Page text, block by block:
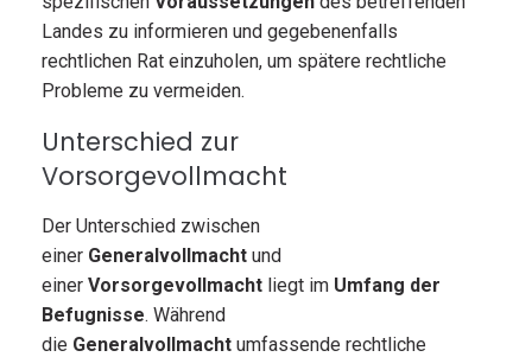
Landes zu informieren und gegebenenfalls
rechtlichen Rat einzuholen, um spätere rechtliche
Probleme zu vermeiden.
Unterschied zur
Vorsorgevollmacht
Der Unterschied zwischen
einer Generalvollmacht und
einer Vorsorgevollmacht liegt im Umfang der
Befugnisse. Während
die Generalvollmacht umfassende rechtliche